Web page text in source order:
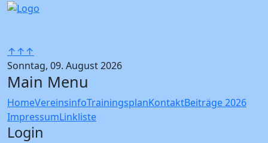
↑↑↑
Sonntag, 09. August 2026
Main Menu
HomeVereinsinfoTrainingsplanKontaktBeiträge 2026
ImpressumLinkliste
Login